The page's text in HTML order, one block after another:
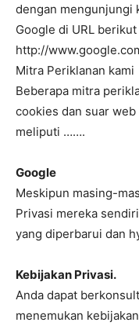
dengan mengunjungi
Google di URL berikut
http://
Mitra Periklanan kami
Beberapa mitra
cookies dan suar
meliputi …….
Google
Meskipun masing-
Privasi mereka
yang diperbarui dan
Kebijakan Privasi.
Anda dapat
menemukan